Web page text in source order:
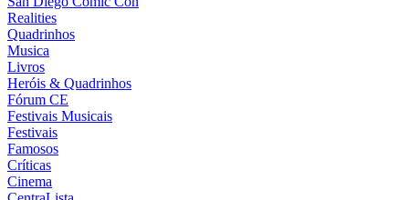
Realities
Quadrinhos
Musica
Livros
Heróis & Quadrinhos
Fórum CE
Festivais Musicais
Festivais
Famosos
Críticas
Cinema